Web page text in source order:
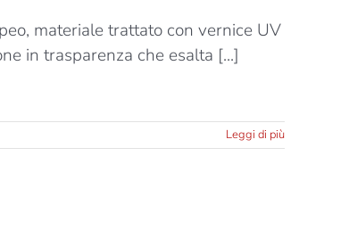
materiale trattato con vernice UV
in trasparenza che esalta [...]
Leggi di più